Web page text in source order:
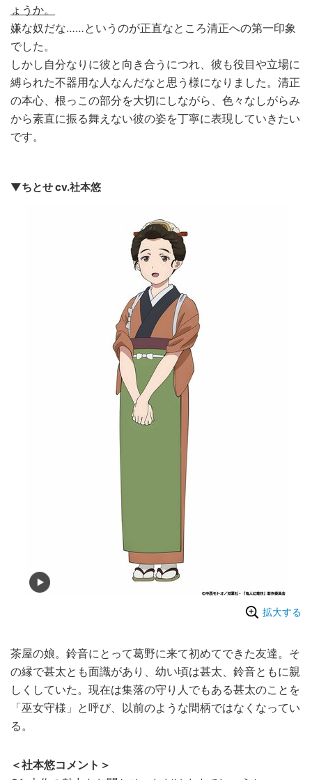
ょうか。
嫌な奴だな……というのが正直なところ清正への第一印象
でした。
しかし自分なりに彼と向き合うにつれ、彼も役目や立場に
縛られた不器用な人なんだなと思う様になりました。清正
の本心、根っこの部分を大切にしながら、色々なしがらみ
から素直に振る舞えない彼の姿を丁寧に表現していきたい
です。
▼ちとせ cv.社本悠
拡大する
茶屋の娘。鈴音にとって葛野に来て初めてできた友達。そ
の縁で甚太とも面識があり、幼い頃は甚太、鈴音ともに親
しくしていた。現在は集落の守り人でもある甚太のことを
「巫女守様」と呼び、以前のような間柄ではなくなってい
る。
＜社本悠コメント＞